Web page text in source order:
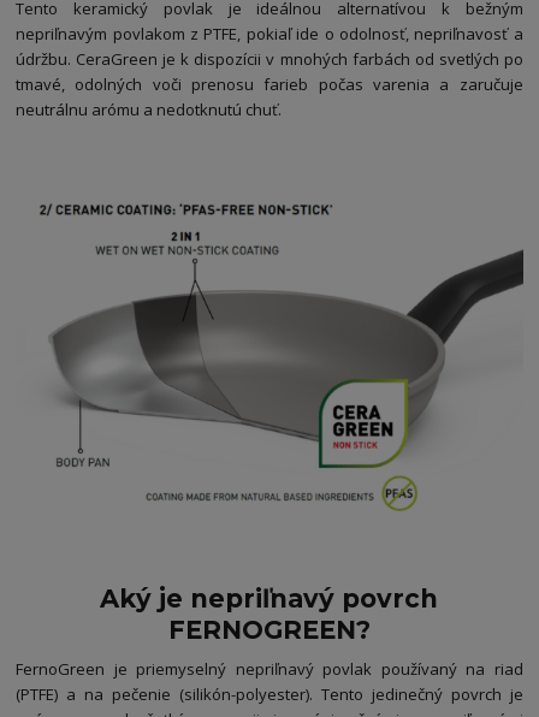
Tento keramický povlak je ideálnou alternatívou k bežným
nepriľnavým povlakom z PTFE, pokiaľ ide o odolnosť, nepriľnavosť a
údržbu. CeraGreen je k dispozícii v mnohých farbách od svetlých po
tmavé, odolných voči prenosu farieb počas varenia a zaručuje
neutrálnu arómu a nedotknutú chuť.
Aký je nepriľnavý povrch
FERNOGREEN?
FernoGreen je priemyselný nepriľnavý povlak používaný na riad
(PTFE) a na pečenie (silikón-polyester). Tento jedinečný povrch je